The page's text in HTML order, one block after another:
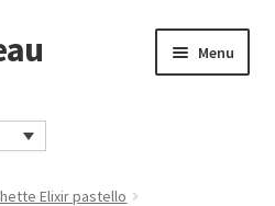
Menu
Elixir pastello